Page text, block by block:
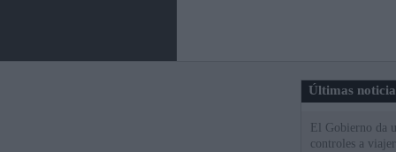
Últimas
El Gobierno da
controles a